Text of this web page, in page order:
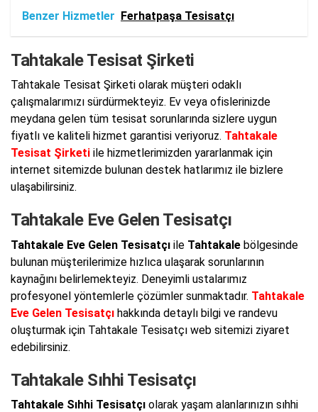
Benzer Hizmetler Ferhatpaşa Tesisatçı
Tahtakale Tesisat Şirketi
Tahtakale Tesisat Şirketi olarak müşteri odaklı
çalışmalarımızı sürdürmekteyiz. Ev veya ofislerinizde
meydana gelen tüm tesisat sorunlarında sizlere uygun
fiyatlı ve kaliteli hizmet garantisi veriyoruz. Tahtakale
Tesisat Şirketi ile hizmetlerimizden yararlanmak için
internet sitemizde bulunan destek hatlarımız ile bizlere
ulaşabilirsiniz.
Tahtakale Eve Gelen Tesisatçı
Tahtakale Eve Gelen Tesisatçı ile Tahtakale bölgesinde
bulunan müşterilerimize hızlıca ulaşarak sorunlarının
kaynağını belirlemekteyiz. Deneyimli ustalarımız
profesyonel yöntemlerle çözümler sunmaktadır. Tahtakale
Eve Gelen Tesisatçı hakkında detaylı bilgi ve randevu
oluşturmak için Tahtakale Tesisatçı web sitemizi ziyaret
edebilirsiniz.
Tahtakale Sıhhi Tesisatçı
Tahtakale Sıhhi Tesisatçı olarak yaşam alanlarınızın sıhhi